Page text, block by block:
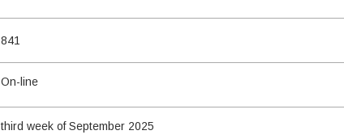
841
On-line
third week of September 2025